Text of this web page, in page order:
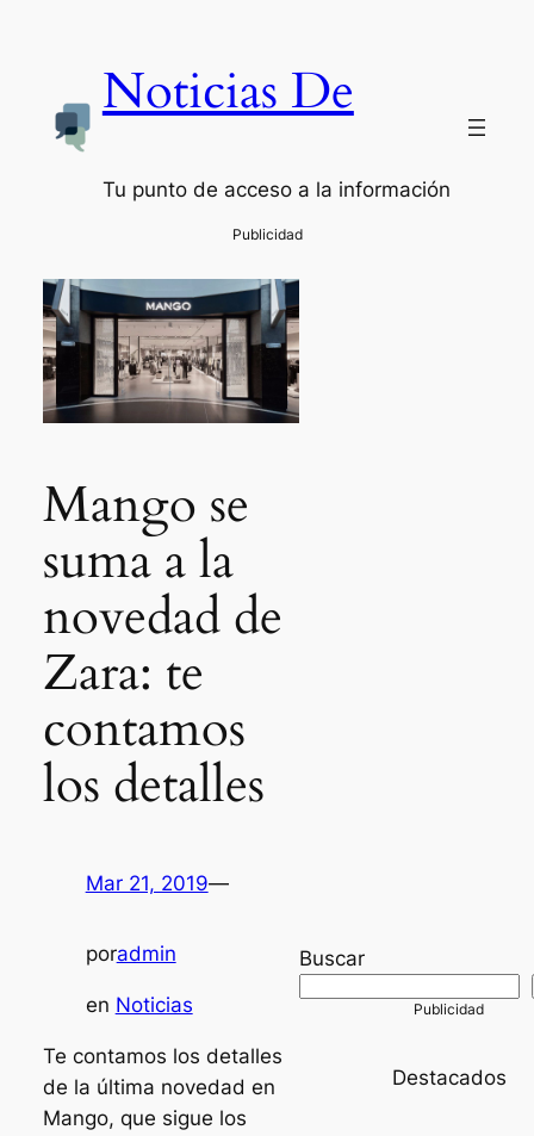
Noticias De
Tu punto de acceso a la información
Mango se
suma a la
novedad de
Zara: te
contamos
los detalles
Mar 21, 2019—
poradmin
en Noticias
Te contamos los detalles
de la última novedad en
Mango, que sigue los
Buscar
Destacados